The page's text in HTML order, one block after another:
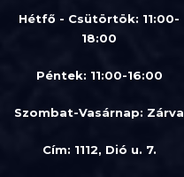
Hétfő - Csütörtök: 11:00-
18:00
Péntek: 11:00-16:00
Szombat-Vasárnap: Zárva
Cím: 1112, Dió u. 7.